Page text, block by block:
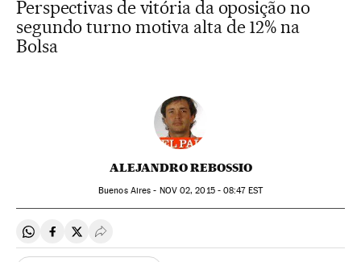
Perspectivas de vitória da oposição no
segundo turno motiva alta de 12% na
Bolsa
ALEJANDRO REBOSSIO
Buenos Aires - NOV02, 2015 - 08:47EST
Compartir en Whatsapp
Compartir en Facebook
Compartir en Twitter
Desplegar Redes Sociales